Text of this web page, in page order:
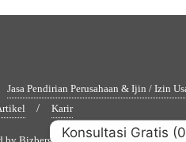
Jasa Pendirian Perusahaan & Ijin / Izin
Karir
Konsultasi Gratis